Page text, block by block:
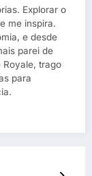
Explorar o
me inspira.
e desde
parei de
Royale, trago
para